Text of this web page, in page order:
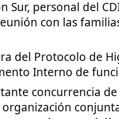
Sur, personal del
con las
del Protocolo de
Interno de
concurrencia